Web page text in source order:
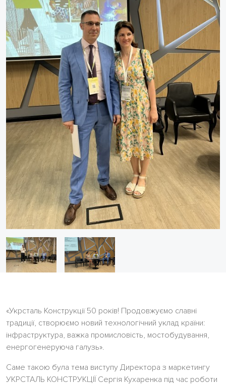
«Укрсталь Конструкції 50 років! Продовжуємо славні
традиції, створюємо новий технологічний уклад країни:
інфраструктура, важка промисловість, мостобудування,
енергогенеруюча галузь».
Саме такою була тема виступу Директора з маркетингу
УКРСТАЛЬ КОНСТРУКЦІЇ Сергія Кухаренка під час роботи